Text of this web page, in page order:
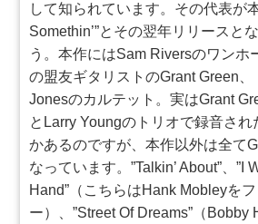
して知られています。その代表が
Somethin’”とその翌年リリースと
う。本作にはSam Riversのワンホ
の盟友ギタリストのGrant Green
Jonesのカルテット。実はGrant
とLarry Youngのトリオで録音され
かあるのですが、本作以外は全て
なっています。”Talkin’ About”、”I
Hand”（こちらはHank Mobleyを
ー）、”Street Of Dreams”（Bobby